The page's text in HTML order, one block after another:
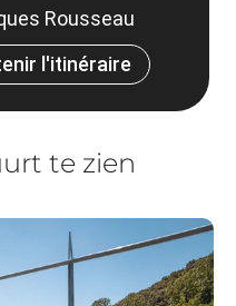
Rousseau
l'itinéraire
te zien